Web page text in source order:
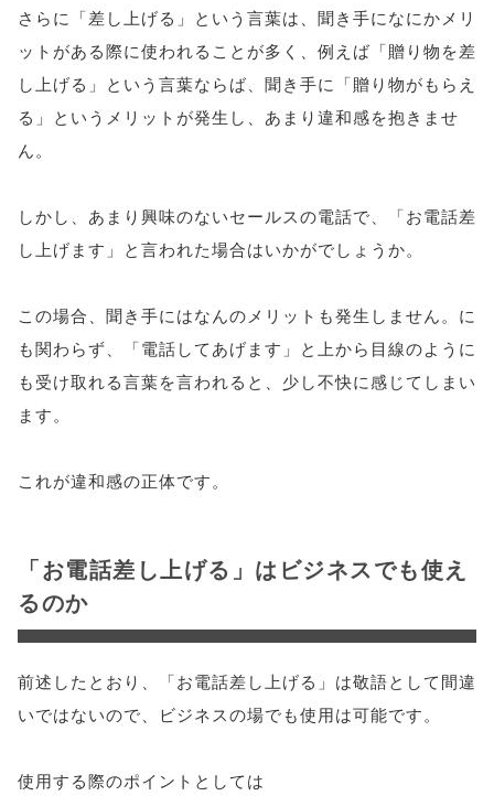
さらに「差し上げる」という言葉は、聞き手になにかメリ
ットがある際に使われることが多く、例えば「贈り物を差
し上げる」という言葉ならば、聞き手に「贈り物がもらえ
る」というメリットが発生し、あまり違和感を抱きませ
ん。
しかし、あまり興味のないセールスの電話で、「お電話差
し上げます」と言われた場合はいかがでしょうか。
この場合、聞き手にはなんのメリットも発生しません。に
も関わらず、「電話してあげます」と上から目線のように
も受け取れる言葉を言われると、少し不快に感じてしまい
ます。
これが違和感の正体です。
「お電話差し上げる」はビジネスでも使え
るのか
前述したとおり、「お電話差し上げる」は敬語として間違
いではないので、ビジネスの場でも使用は可能です。
使用する際のポイントとしては